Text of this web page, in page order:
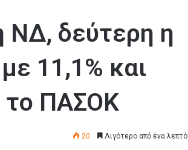
ΝΔ, δεύτερη η
11,1% και
το ΠΑΣΟΚ
20 Λιγότερο από ένα λεπτό